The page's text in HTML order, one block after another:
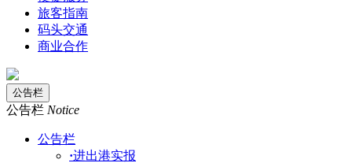
旅客指南
码头交通
商业合作
公告栏
公告栏 Notice
公告栏
·进出港实报